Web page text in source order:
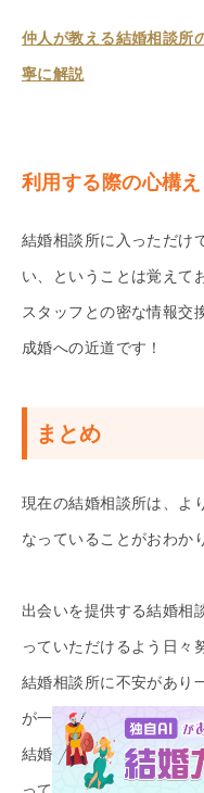
仲人が教える結婚相談所
寧に解説
利用する際の心構え
結婚相談所に入っただけ
い、ということは覚えて
スタッフとの密な情報交
成婚への近道です！
まとめ
現在の結婚相談所は、よ
なっていることがおわか
出会いを提供する結婚相
っていただけるよう日々
結婚相談所に不安があり
が一歩踏み出すきっかけ
結婚相談所は、結婚に真